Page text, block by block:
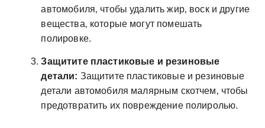
автомобиля‚ чтобы удалить жир‚ воск и другие
вещества‚ которые могут помешать
полировке.
Защитите пластиковые и резиновые
детали: Защитите пластиковые и резиновые
детали автомобиля малярным скотчем‚ чтобы
предотвратить их повреждение полиролью.